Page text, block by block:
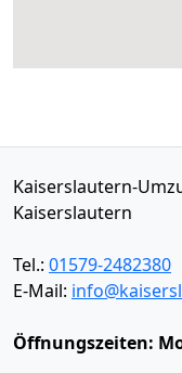
Kaiserslautern-
Kaiserslautern
Tel.: 01579-2482380
E-Mail:
Öffnungszeiten: